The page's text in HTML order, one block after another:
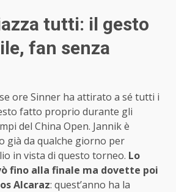
tutti: il gesto
fan senza
ore Sinner ha attirato a sé tutti i
fatto proprio durante gli
del China Open. Jannik è
già da qualche giorno per
in vista di questo torneo. Lo
fino alla finale ma dovette poi
Alcaraz: quest’anno ha la